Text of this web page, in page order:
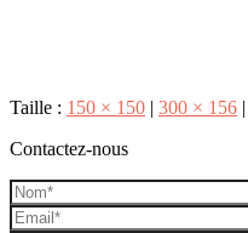
Taille : 150 × 150 | 300 × 156 |
Contactez-nous